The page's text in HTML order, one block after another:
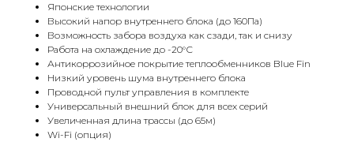
Японские технологии
Высокий напор внутреннего блока (до 160Па)
Возможность забора воздуха как сзади, так и снизу
Работа на охлаждение до -20°С
Антикоррозийное покрытие теплообменников Blue Fin
Низкий уровень шума внутреннего блока
Проводной пульт управления в комплекте
Универсальный внешний блок для всех серий
Увеличенная длина трассы (до 65м)
Wi-Fi (опция)